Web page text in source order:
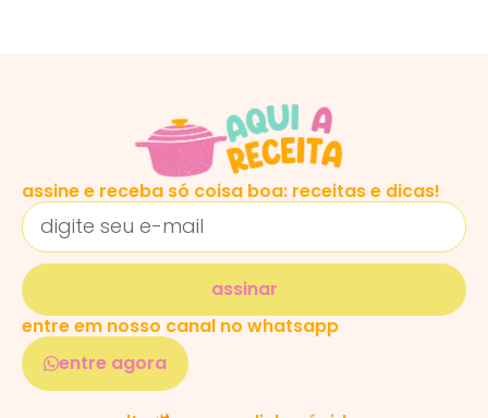
assine e receba só coisa boa: receitas e dicas!
assinar
entre em nosso canal no whatsapp
entre agora